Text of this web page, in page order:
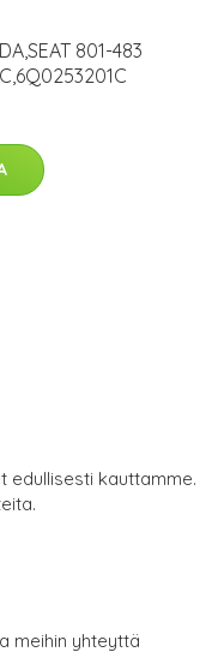
801-483
kauttamme.
meihin yhteyttä